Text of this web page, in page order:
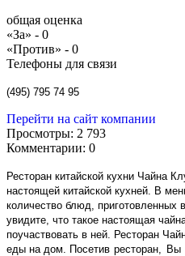
общая оценка
«За» - 0
«Против» - 0
Телефоны для связи
(495) 795 74 95
Перейти на сайт компании
Просмотры: 2 793
Комментарии: 0
Ресторан китайской кухни Чайна
настоящей китайской кухней. В
количество блюд, приготовленных
увидите, что такое настоящая
поучаствовать в ней. Ресторан
еды на дом.
Посетив ресторан,